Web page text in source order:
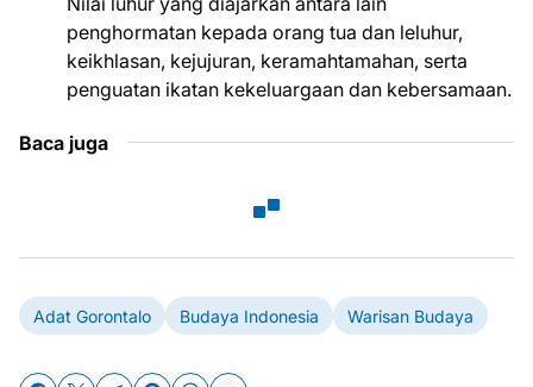
penghormatan kepada orang tua dan leluhur,
keikhlasan, kejujuran, keramahtamahan, serta
penguatan ikatan kekeluargaan dan kebersamaan.
Baca juga
Adat Gorontalo Budaya Indonesia Warisan Budaya